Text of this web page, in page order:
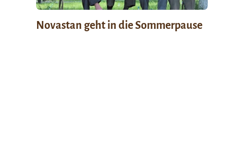
Novastan geht in die Sommerpause